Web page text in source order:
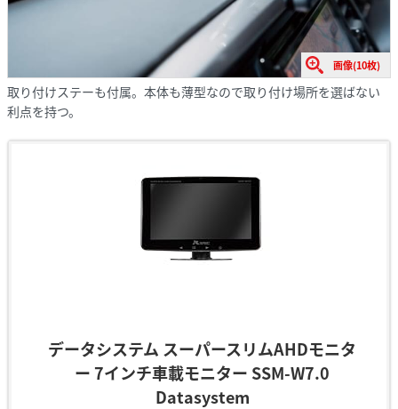
画像(10枚)
取り付けステーも付属。本体も薄型なので取り付け場所を選ばない
利点を持つ。
データシステム スーパースリムAHDモニタ
ー 7インチ車載モニター SSM-W7.0
Datasystem